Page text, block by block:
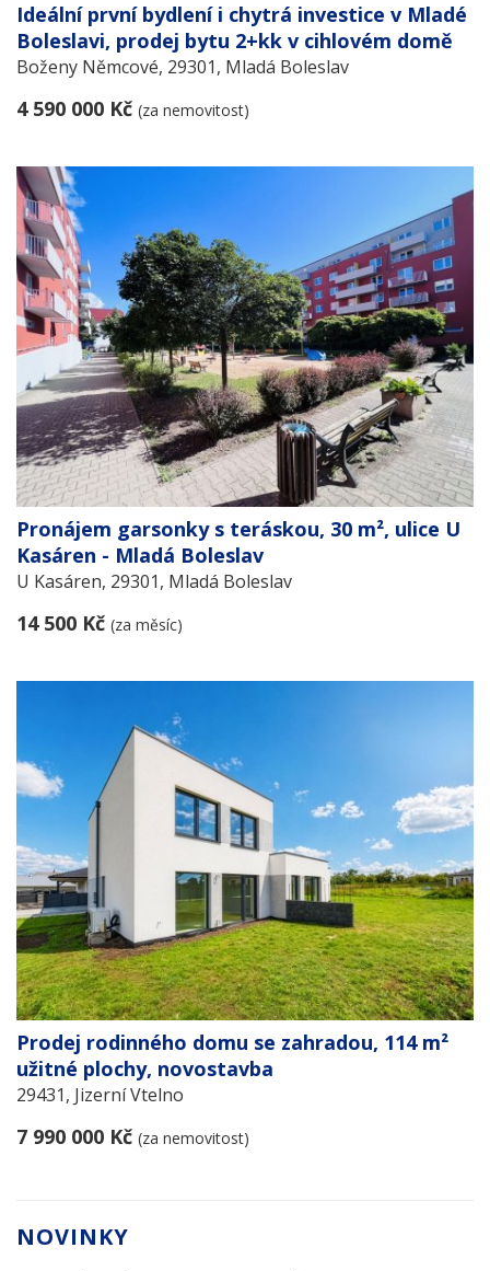
Ideální první bydlení i chytrá investice v Mladé
Boleslavi, prodej bytu 2+kk v cihlovém domě
Boženy Němcové, 29301, Mladá Boleslav
4 590 000 Kč (za nemovitost)
Pronájem garsonky s teráskou, 30 m², ulice U
Kasáren - Mladá Boleslav
U Kasáren, 29301, Mladá Boleslav
14 500 Kč (za měsíc)
Prodej rodinného domu se zahradou, 114 m²
užitné plochy, novostavba
29431, Jizerní Vtelno
7 990 000 Kč (za nemovitost)
NOVINKY